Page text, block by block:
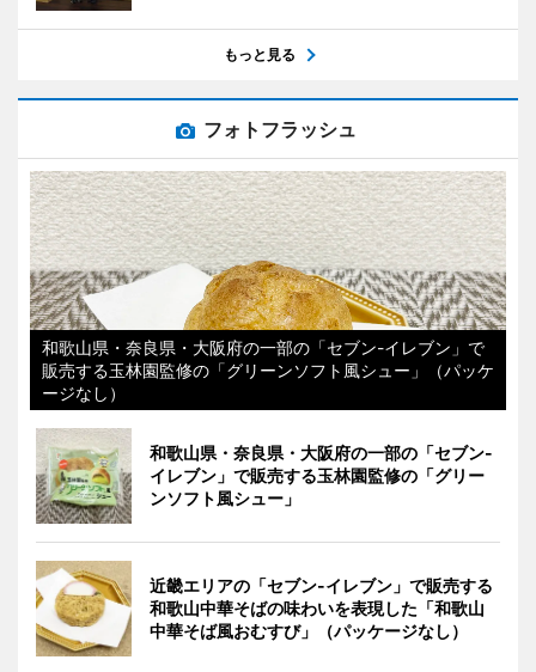
もっと見る
フォトフラッシュ
和歌山県・奈良県・大阪府の一部の「セブン-イレブン」で
販売する玉林園監修の「グリーンソフト風シュー」（パッケ
ージなし）
和歌山県・奈良県・大阪府の一部の「セブン-
イレブン」で販売する玉林園監修の「グリー
ンソフト風シュー」
近畿エリアの「セブン-イレブン」で販売する
和歌山中華そばの味わいを表現した「和歌山
中華そば風おむすび」（パッケージなし）